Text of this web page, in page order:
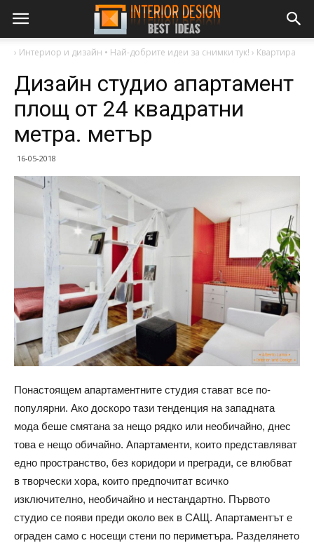
› Интериор и дизайн • Най-добрите идеи за снимки тук! › Квартира
Дизайн студио апартамент
площ от 24 квадратни
метра. метър
16-05-2018
Понастоящем апартаментните студия стават все по-
популярни. Ако доскоро тази тенденция на западната
мода беше смятана за нещо рядко или необичайно, днес
това е нещо обичайно. Апартаменти, които представляват
едно пространство, без коридори и прегради, се влюбват
в творчески хора, които предпочитат всичко
изключително, необичайно и нестандартно. Първото
студио се появи преди около век в САЩ. Апартаментът е
ограден само с носещи стени по периметъра. Разделянето